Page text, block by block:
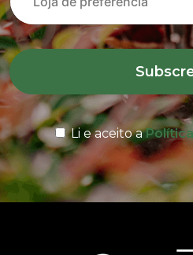
Li e aceito a